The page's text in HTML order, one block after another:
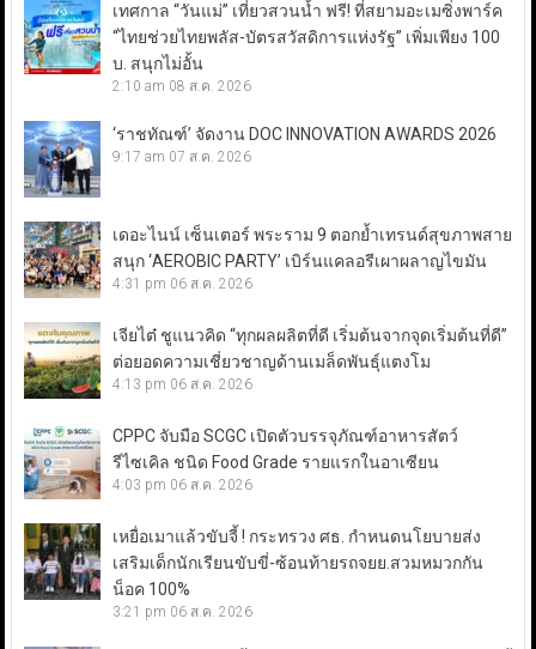
เทศกาล “วันแม่” เที่ยวสวนน้ำ ฟรี! ที่สยามอะเมซิ่งพาร์ค
“ไทยช่วยไทยพลัส-บัตรสวัสดิการแห่งรัฐ” เพิ่มเพียง 100
บ. สนุกไม่อั้น
2:10 am 08 ส.ค. 2026
‘ราชทัณฑ์’ จัดงาน DOC INNOVATION AWARDS 2026
9:17 am 07 ส.ค. 2026
เดอะไนน์ เซ็นเตอร์ พระราม 9 ตอกย้ำเทรนด์สุขภาพสาย
สนุก ‘AEROBIC PARTY’ เบิร์นแคลอรีเผาผลาญไขมัน
4:31 pm 06 ส.ค. 2026
เจียไต๋ ชูแนวคิด “ทุกผลผลิตที่ดี เริ่มต้นจากจุดเริ่มต้นที่ดี”
ต่อยอดความเชี่ยวชาญด้านเมล็ดพันธุ์แตงโม
4:13 pm 06 ส.ค. 2026
CPPC จับมือ SCGC เปิดตัวบรรจุภัณฑ์อาหารสัตว์
รีไซเคิล ชนิด Food Grade รายแรกในอาเซียน
4:03 pm 06 ส.ค. 2026
เหยื่อเมาแล้วขับจี้ ! กระทรวง ศธ. กำหนดนโยบายส่ง
เสริมเด็กนักเรียนขับขี่-ซ้อนท้ายรถจยย.สวมหมวกกัน
น็อค 100%
3:21 pm 06 ส.ค. 2026